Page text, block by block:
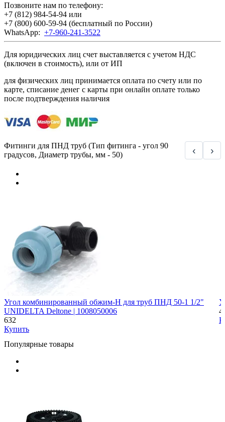
Позвоните нам по телефону:
+7 (812) 984-54-94 или
+7 (800) 600-59-94 (бесплатный по России)
WhatsApp: +7-960-241-3522
Для юридических лиц счет выставляется с учетом НДС
(включен в стоимость), или от ИП
для физических лиц принимается оплата по счету или по
карте, списание денег с карты при онлайн оплате только
после подтверждения наличия
Фитинги для ПНД труб (Тип фитинга - угол 90
градусов, Диаметр трубы, мм - 50)
‹ ›
Угол комбинированный обжим-Н для труб ПНД 50-1 1/2"
UNIDELTA Deltone | 1008050006
632
Купить
4
Популярные товары